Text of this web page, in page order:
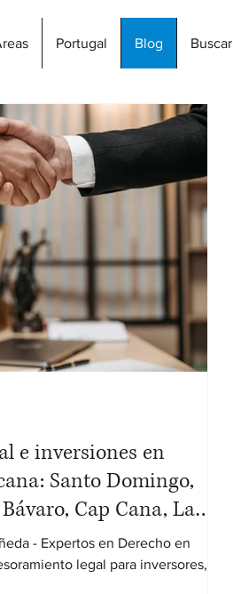
Portugal Blog Buscar
e inversiones en
Santo Domingo,
Cap Cana, La
- Expertos en Derecho en
legal para inversores,